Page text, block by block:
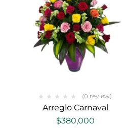
(0 review)
Arreglo Carnaval
$380,000